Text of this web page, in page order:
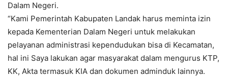
Dalam Negeri.
“Kami Pemerintah Kabupaten Landak harus meminta izin
kepada Kementerian Dalam Negeri untuk melakukan
pelayanan administrasi kependudukan bisa di Kecamatan,
hal ini Saya lakukan agar masyarakat dalam mengurus KTP,
KK, Akta termasuk KIA dan dokumen adminduk lainnya.